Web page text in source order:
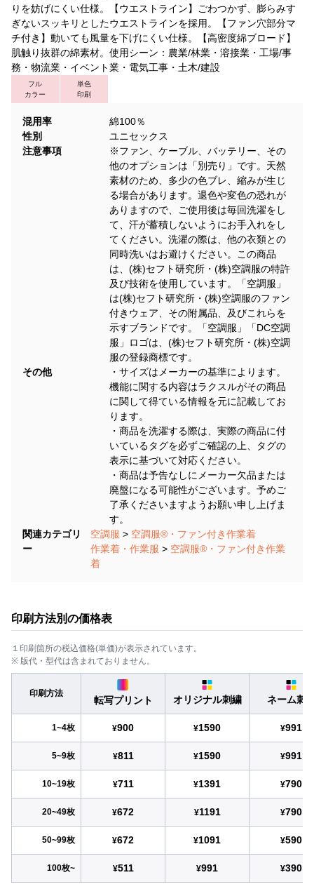
りを妨げにくい仕様。【ウエストライン】ごわつかず、膨らみす
ぎないスッキリとしたウエストラインを採用。【ファン穴部分マ
チ付き】動いても風量を下げにくい仕様。【高密度綿ブロード】
肌触り抜群の綿素材。使用シーン：農業/林業・溶接業・工場/事
務・物流業・イベント業・電気工事・土木/建設
フル
カラー
単色
印刷
混用率
綿100％
性別
ユニセックス
注意事項
※ファン、ケーブル、バッテリー、その
他のオプションは「別売り」です。天然
素材のため、多少の色ブレ、縮みが生じ
る場合があります。退色や変色の恐れが
ありますので、ご使用後は毎回洗濯をし
て、汗が蓄積しないようにお手入れをし
てください。洗濯の際は、他の衣類との
同時洗いはお避けください。この商品
は、(株)セフト研究所・(株)空調服の特許
及び技術を使用しています。「空調服」
は(株)セフト研究所・(株)空調服のファン
付きウェア、その附属品、及びこれらを
示すブランドです。「空調服」「DC空調
服」ロゴは、(株)セフト研究所・(株)空調
服の登録商標です。
その他
・サイズはメーカーの基準によります。
機能に関する内容はラクスルがその商品
に関して得ている情報を元に記載してお
ります。
・商品を洗濯する際は、実際の商品に付
いているタグを必ずご確認の上、タグの
表示に基づいて対応ください。
・商品は予告なしにメーカー欠品または
廃盤になる可能性がございます。予めご
了承くださいますようお願い申し上げま
す。
関連カテゴリ
ー
空調服 > 空調服®・ファン付き作業着
作業着・作業服 > 空調服®・ファン付き作業
着
印刷方法別の価格表
１印刷箇所の税込価格(単価)が表示されています。
※ 版代・型代は含まれておりません。
印刷方法
転写プリント オリジナル刺繍 ネーム刺
1~4枚 ¥900 ¥1590 ¥991
5~9枚 ¥811 ¥1590 ¥991
10~19枚 ¥711 ¥1391 ¥790
20~49枚 ¥672 ¥1191 ¥790
50~99枚 ¥672 ¥1091 ¥590
100枚~ ¥511 ¥991 ¥390